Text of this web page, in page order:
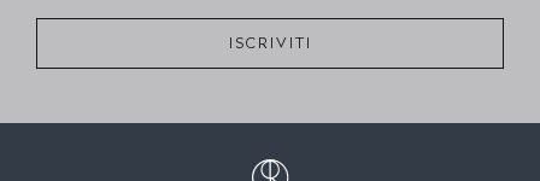
ISCRIVITI